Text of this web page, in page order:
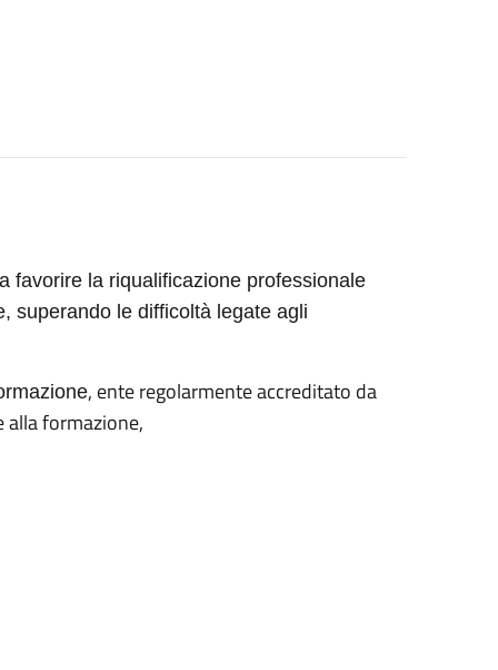
favorire la riqualificazione professionale
superando le difficoltà legate agli
, ente regolarmente accreditato da
alla formazione,